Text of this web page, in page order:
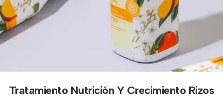
Tratamiento Nutrición Y Crecimiento Rizos